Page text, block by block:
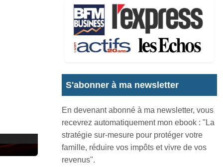
S'abonner à ma newsletter
En devenant abonné à ma newsletter, vous
recevrez automatiquement mon ebook : "La
stratégie sur-mesure pour protéger votre
famille, réduire vos impôts et vivre de vos
revenus".